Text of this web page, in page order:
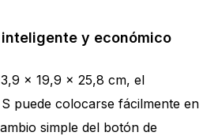
y económico
x 19,9 x 25,8 cm, el
puede colocarse fácilmente en
simple del botón de